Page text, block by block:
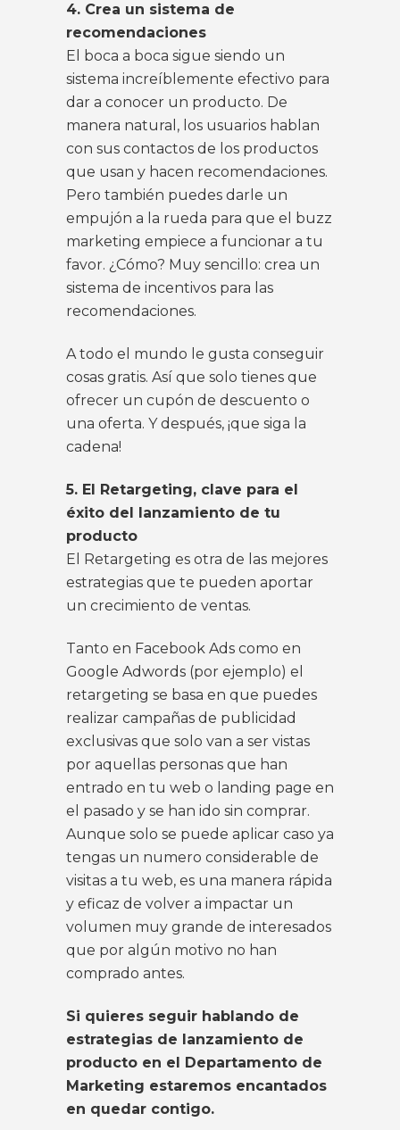
4. Crea un sistema de
recomendaciones
El boca a boca sigue siendo un
sistema increíblemente efectivo para
dar a conocer un producto. De
manera natural, los usuarios hablan
con sus contactos de los productos
que usan y hacen recomendaciones.
Pero también puedes darle un
empujón a la rueda para que el buzz
marketing empiece a funcionar a tu
favor. ¿Cómo? Muy sencillo: crea un
sistema de incentivos para las
recomendaciones.
A todo el mundo le gusta conseguir
cosas gratis. Así que solo tienes que
ofrecer un cupón de descuento o
una oferta. Y después, ¡que siga la
cadena!
5. El Retargeting, clave para el
éxito del lanzamiento de tu
producto
El Retargeting es otra de las mejores
estrategias que te pueden aportar
un crecimiento de ventas.
Tanto en Facebook Ads como en
Google Adwords (por ejemplo) el
retargeting se basa en que puedes
realizar campañas de publicidad
exclusivas que solo van a ser vistas
por aquellas personas que han
entrado en tu web o landing page en
el pasado y se han ido sin comprar.
Aunque solo se puede aplicar caso ya
tengas un numero considerable de
visitas a tu web, es una manera rápida
y eficaz de volver a impactar un
volumen muy grande de interesados
que por algún motivo no han
comprado antes.
Si quieres seguir hablando de
estrategias de lanzamiento de
producto en el Departamento de
Marketing estaremos encantados
en quedar contigo.